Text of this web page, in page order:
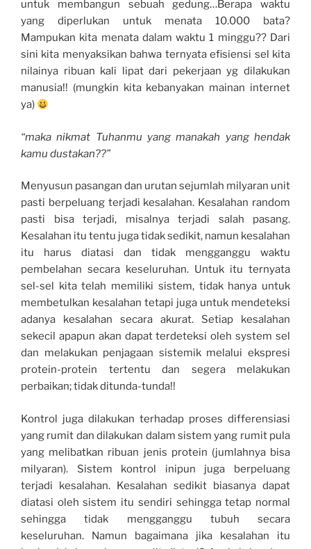
untuk membangun sebuah gedung…Berapa waktu
yang diperlukan untuk menata 10.000 bata?
Mampukan kita menata dalam waktu 1 minggu?? Dari
sini kita menyaksikan bahwa ternyata efisiensi sel kita
nilainya ribuan kali lipat dari pekerjaan yg dilakukan
manusia!! (mungkin kita kebanyakan mainan internet
ya)
“maka nikmat Tuhanmu yang manakah yang hendak
kamu dustakan??”
Menyusun pasangan dan urutan sejumlah milyaran unit
pasti berpeluang terjadi kesalahan. Kesalahan random
pasti bisa terjadi, misalnya terjadi salah pasang.
Kesalahan itu tentu juga tidak sedikit, namun kesalahan
itu harus diatasi dan tidak mengganggu waktu
pembelahan secara keseluruhan. Untuk itu ternyata
sel-sel kita telah memiliki sistem, tidak hanya untuk
membetulkan kesalahan tetapi juga untuk mendeteksi
adanya kesalahan secara akurat. Setiap kesalahan
sekecil apapun akan dapat terdeteksi oleh system sel
dan melakukan penjagaan sistemik melalui ekspresi
protein-protein tertentu dan segera melakukan
perbaikan; tidak ditunda-tunda!!
Kontrol juga dilakukan terhadap proses differensiasi
yang rumit dan dilakukan dalam sistem yang rumit pula
yang melibatkan ribuan jenis protein (jumlahnya bisa
milyaran). Sistem kontrol inipun juga berpeluang
terjadi kesalahan. Kesalahan sedikit biasanya dapat
diatasi oleh sistem itu sendiri sehingga tetap normal
sehingga tidak mengganggu tubuh secara
keseluruhan. Namun bagaimana jika kesalahan itu